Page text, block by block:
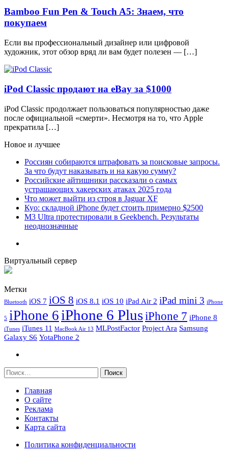
Bamboo Fun Pen & Touch A5: Знаем, что
покупаем
Если вы профессиональный дизайнер или цифровой
художник, этот обзор вряд ли вам будет полезен — […]
iPod Classic продают на eBay за $1000
iPod Classic продолжает пользоваться популярностью даже
после официальной «смерти». Несмотря на то, что Apple
прекратила […]
Новое и лучшее
Россиян собираются штрафовать за поисковые запросы.
За что будут наказывать и на какую сумму?
Российские айтишники рассказали о самых
устрашающих хакерских атаках 2025 года
Что может выйти из строя в Jaguar XF
Куо: складной iPhone будет стоить примерно $2500
M3 Ultra протестировали в Geekbench. Результаты
неоднозначные
Виртуальный сервер
Метки
Bluetooth iOS 7 iOS 8 iOS 8.1 iOS 10 iPad Air 2 iPad mini 3 iPhone
5 iPhone 6 iPhone 6 PlusiPhone 7 iPhone 8
iTunes iTunes 11 MacBook Air 13 MLPostFactor Project Ara Samsung
Galaxy S6 YotaPhone 2
Найти:
Главная
О сайте
Реклама
Контакты
Карта сайта
Политика конфиденциальности